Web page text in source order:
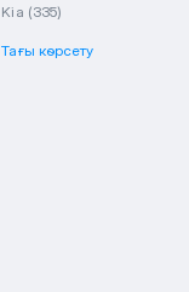
Kia (335)
Тағы көрсету